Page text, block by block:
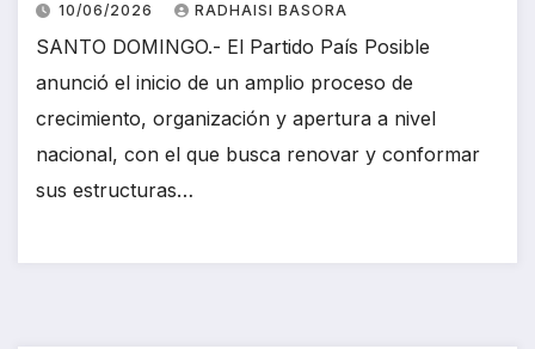
10/06/2026 RADHAISI BASORA
SANTO DOMINGO.- El Partido País Posible
anunció el inicio de un amplio proceso de
crecimiento, organización y apertura a nivel
nacional, con el que busca renovar y conformar
sus estructuras…